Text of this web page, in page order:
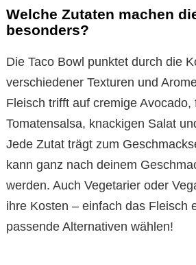
Welche Zutaten machen
besonders?
Die Taco Bowl punktet durch die
verschiedener Texturen und
Fleisch trifft auf cremige Avocado,
Tomatensalsa, knackigen Salat
Jede Zutat trägt zum
kann ganz nach deinem
werden. Auch Vegetarier oder
ihre Kosten – einfach das Fleisch
passende Alternativen wählen!